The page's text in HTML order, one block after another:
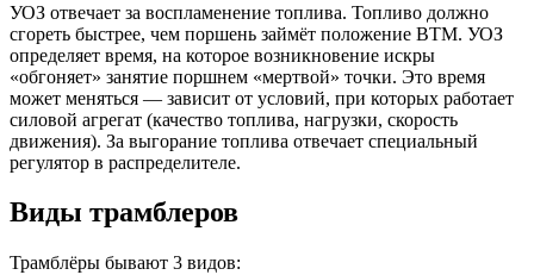
УОЗ отвечает за воспламенение топлива. Топливо должно
сгореть быстрее, чем поршень займёт положение ВТМ. УОЗ
определяет время, на которое возникновение искры
«обгоняет» занятие поршнем «мертвой» точки. Это время
может меняться — зависит от условий, при которых работает
силовой агрегат (качество топлива, нагрузки, скорость
движения). За выгорание топлива отвечает специальный
регулятор в распределителе.
Виды трамблеров
Трамблёры бывают 3 видов: